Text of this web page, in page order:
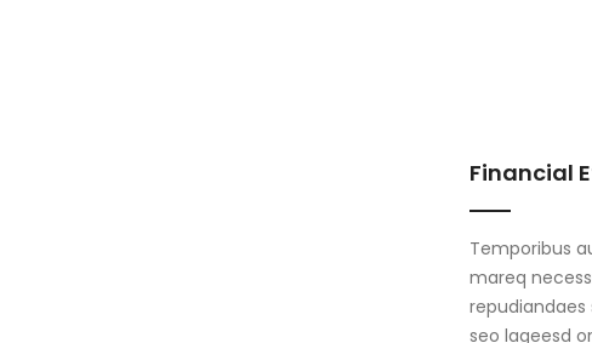
Financial
Temporibus
mareq
seo lageesd